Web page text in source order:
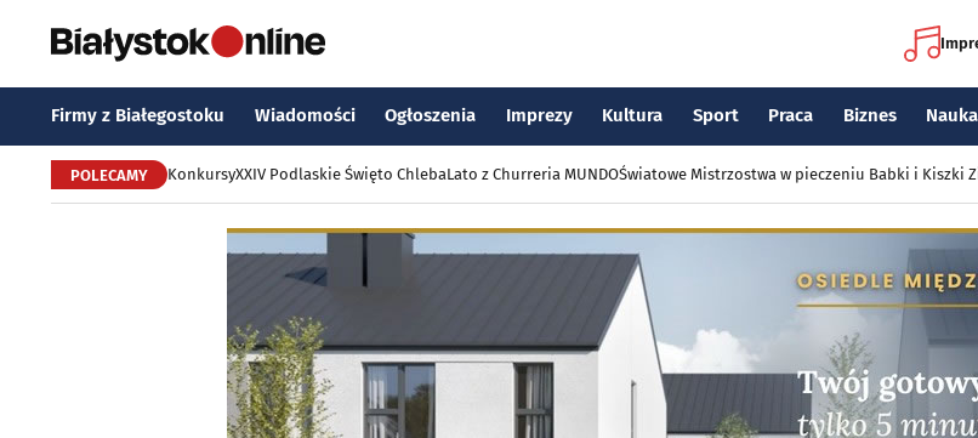
Firmy z Białegostoku Wiadomości Ogłoszenia Imprezy Kultura Sport Praca Biznes Nauka
POLECAMY KonkursyXXIV Podlaskie Święto ChlebaLato z Churreria MUNDOŚwiatowe Mistrzostwa w pieczeniu Babki i Kiszki